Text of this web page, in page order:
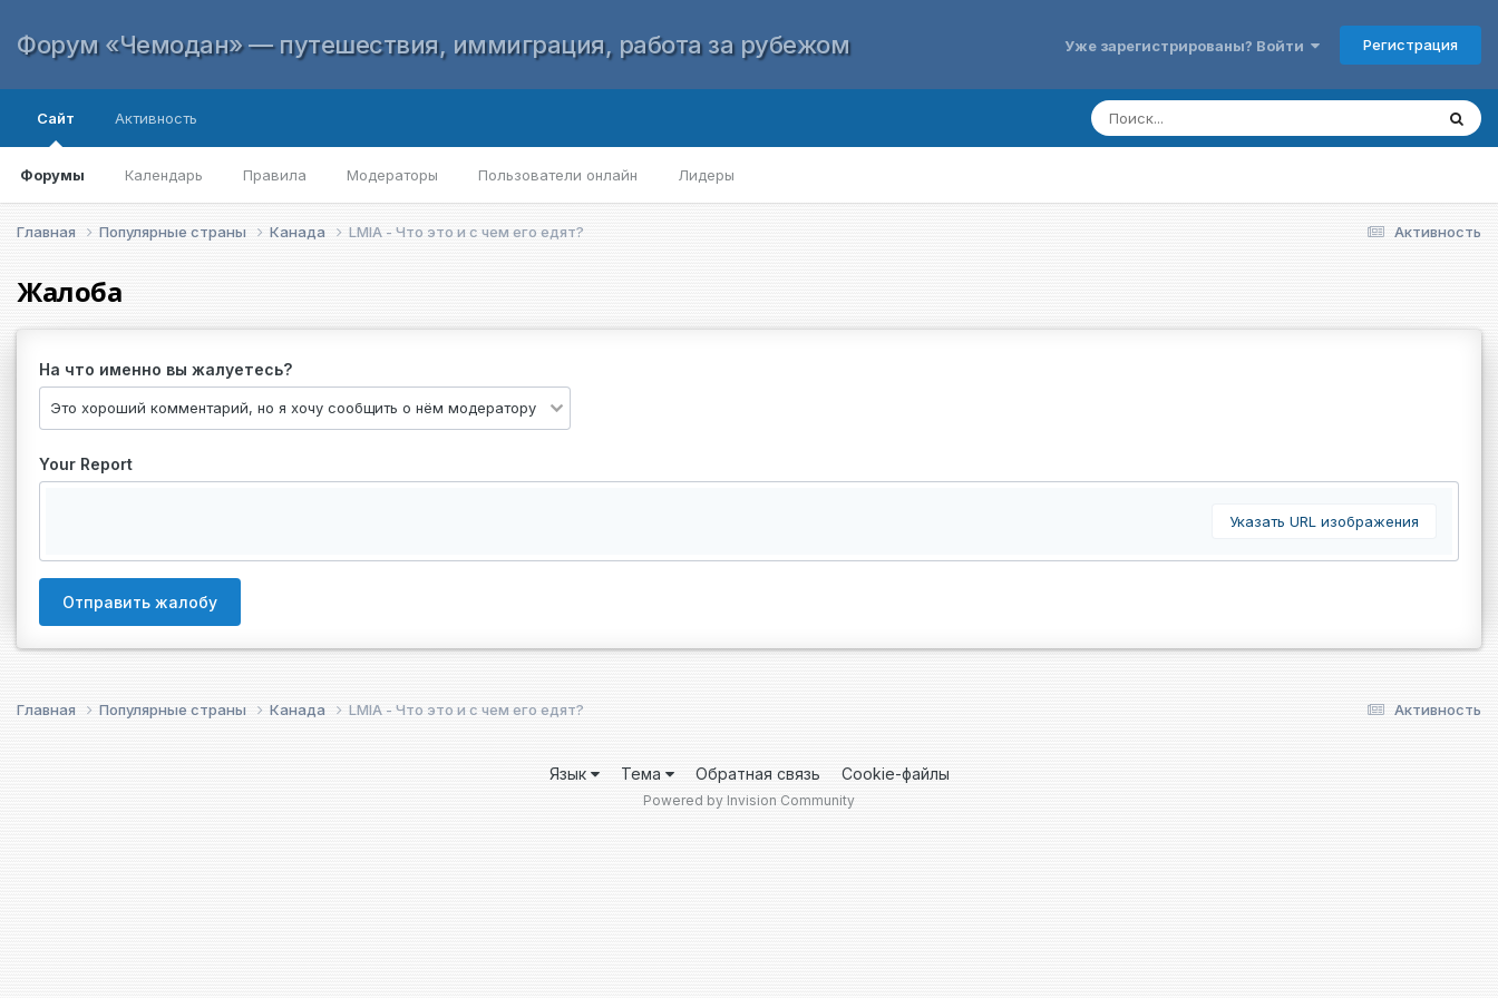
Форум «Чемодан» — путешествия, иммиграция, работа за рубежом Уже зарегистрированы? Войти Регистрация
Сайт
Форумы Календарь Правила Модераторы Пользователи онлайн Лидеры
Активность
Активность
Главная Популярные страны Канада LMIA - Что это и с чем его едят?
Жалоба
На что именно вы жалуетесь?
Your Report
Указать URL изображения
Отправить жалобу
Активность
Главная Популярные страны Канада LMIA - Что это и с чем его едят?
Язык Тема Обратная связь Cookie-файлы
Powered by Invision Community